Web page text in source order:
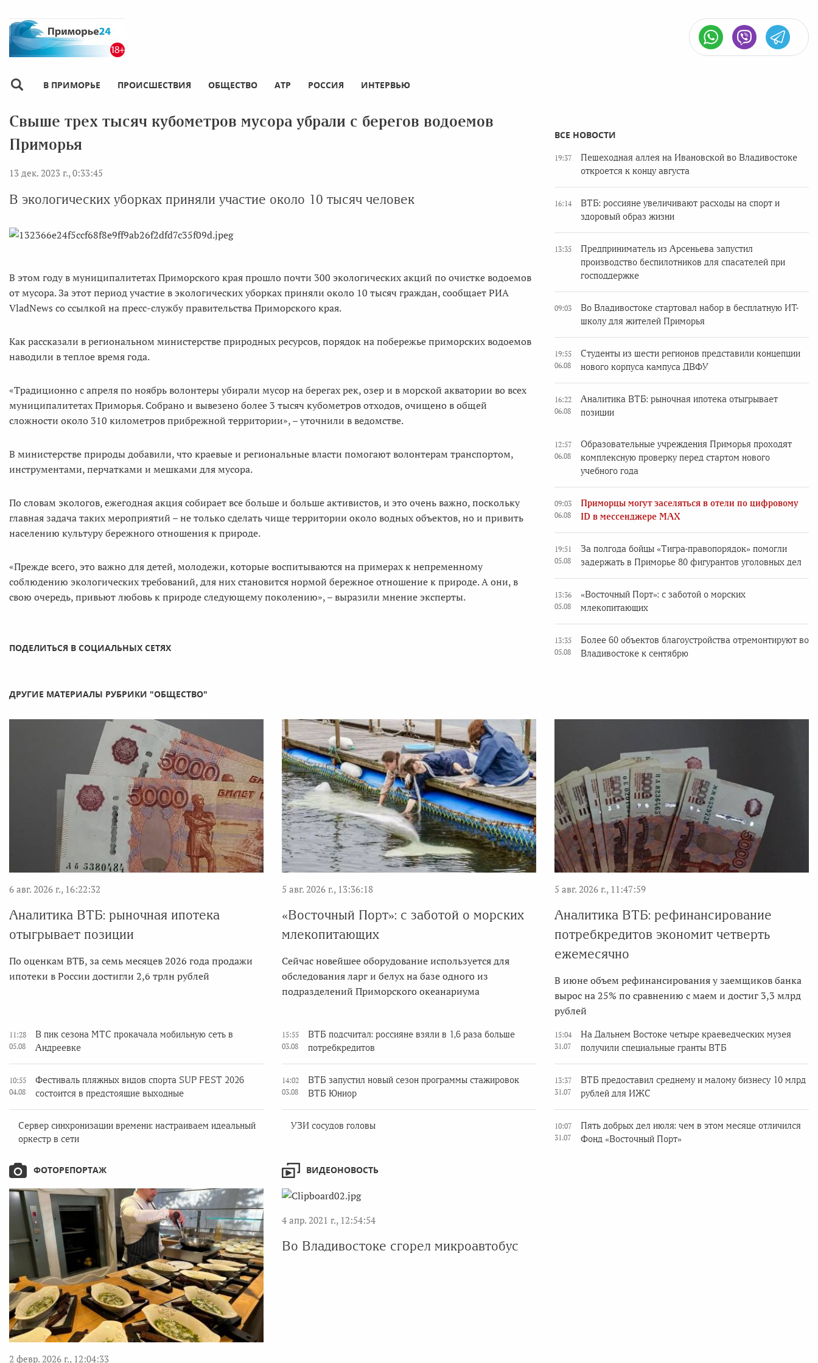
В ПРИМОРЬЕ ПРОИСШЕСТВИЯ ОБЩЕСТВО АТР РОССИЯ ИНТЕРВЬЮ
Свыше трех тысяч кубометров мусора убрали с берегов водоемов
Приморья
13 дек. 2023 г., 0:33:45
В экологических уборках приняли участие около 10 тысяч человек
В этом году в муниципалитетах Приморского края прошло почти 300 экологических акций по очистке водоемов
от мусора. За этот период участие в экологических уборках приняли около 10 тысяч граждан, сообщает РИА
VladNews со ссылкой на пресс-службу правительства Приморского края.
Как рассказали в региональном министерстве природных ресурсов, порядок на побережье приморских водоемов
наводили в теплое время года.
«Традиционно с апреля по ноябрь волонтеры убирали мусор на берегах рек, озер и в морской акватории во всех
муниципалитетах Приморья. Собрано и вывезено более 3 тысяч кубометров отходов, очищено в общей
сложности около 310 километров прибрежной территории», – уточнили в ведомстве.
В министерстве природы добавили, что краевые и региональные власти помогают волонтерам транспортом,
инструментами, перчатками и мешками для мусора.
По словам экологов, ежегодная акция собирает все больше и больше активистов, и это очень важно, поскольку
главная задача таких мероприятий – не только сделать чище территории около водных объектов, но и привить
населению культуру бережного отношения к природе.
«Прежде всего, это важно для детей, молодежи, которые воспитываются на примерах к непременному
соблюдению экологических требований, для них становится нормой бережное отношение к природе. А они, в
свою очередь, привьют любовь к природе следующему поколению», – выразили мнение эксперты.
ПОДЕЛИТЬСЯ В СОЦИАЛЬНЫХ СЕТЯХ
ВСЕ НОВОСТИ
19:37
Пешеходная аллея на Ивановской во Владивостоке
откроется к концу августа
16:14
ВТБ: россияне увеличивают расходы на спорт и
здоровый образ жизни
13:35
Предприниматель из Арсеньева запустил
производство беспилотников для спасателей при
господдержке
09:03
Во Владивостоке стартовал набор в бесплатную ИТ-
школу для жителей Приморья
19:55
06.08
Студенты из шести регионов представили концепции
нового корпуса кампуса ДВФУ
16:22
06.08
Аналитика ВТБ: рыночная ипотека отыгрывает
позиции
12:57
06.08
Образовательные учреждения Приморья проходят
комплексную проверку перед стартом нового
учебного года
09:03
06.08
Приморцы могут заселяться в отели по цифровому
ID в мессенджере MAX
19:51
05.08
За полгода бойцы «Тигра-правопорядок» помогли
задержать в Приморье 80 фигурантов уголовных дел
13:36
05.08
«Восточный Порт»: с заботой о морских
млекопитающих
13:35
05.08
Более 60 объектов благоустройства отремонтируют во
Владивостоке к сентябрю
ДРУГИЕ МАТЕРИАЛЫ РУБРИКИ "ОБЩЕСТВО"
6 авг. 2026 г., 16:22:32
Аналитика ВТБ: рыночная ипотека
отыгрывает позиции
По оценкам ВТБ, за семь месяцев 2026 года продажи
ипотеки в России достигли 2,6 трлн рублей
5 авг. 2026 г., 13:36:18
«Восточный Порт»: с заботой о морских
млекопитающих
Сейчас новейшее оборудование используется для
обследования ларг и белух на базе одного из
подразделений Приморского океанариума
5 авг. 2026 г., 11:47:59
Аналитика ВТБ: рефинансирование
потребкредитов экономит четверть
ежемесячно
В июне объем рефинансирования у заемщиков банка
вырос на 25% по сравнению с маем и достиг 3,3 млрд
рублей
11:28
05.08
В пик сезона МТС прокачала мобильную сеть в
Андреевке
10:55
04.08
Фестиваль пляжных видов спорта SUP FEST 2026
состоится в предстоящие выходные
Сервер синхронизации времени: настраиваем идеальный
оркестр в сети
15:55
03.08
ВТБ подсчитал: россияне взяли в 1,6 раза больше
потребкредитов
14:02
03.08
ВТБ запустил новый сезон программы стажировок
ВТБ Юниор
УЗИ сосудов головы
15:04
31.07
На Дальнем Востоке четыре краеведческих музея
получили специальные гранты ВТБ
13:37
31.07
ВТБ предоставил среднему и малому бизнесу 10 млрд
рублей для ИЖС
10:07
31.07
Пять добрых дел июля: чем в этом месяце отличился
Фонд «Восточный Порт»
ФОТОРЕПОРТАЖ
2 февр. 2026 г., 12:04:33
ВИДЕОНОВОСТЬ
4 апр. 2021 г., 12:54:54
Во Владивостоке сгорел микроавтобус